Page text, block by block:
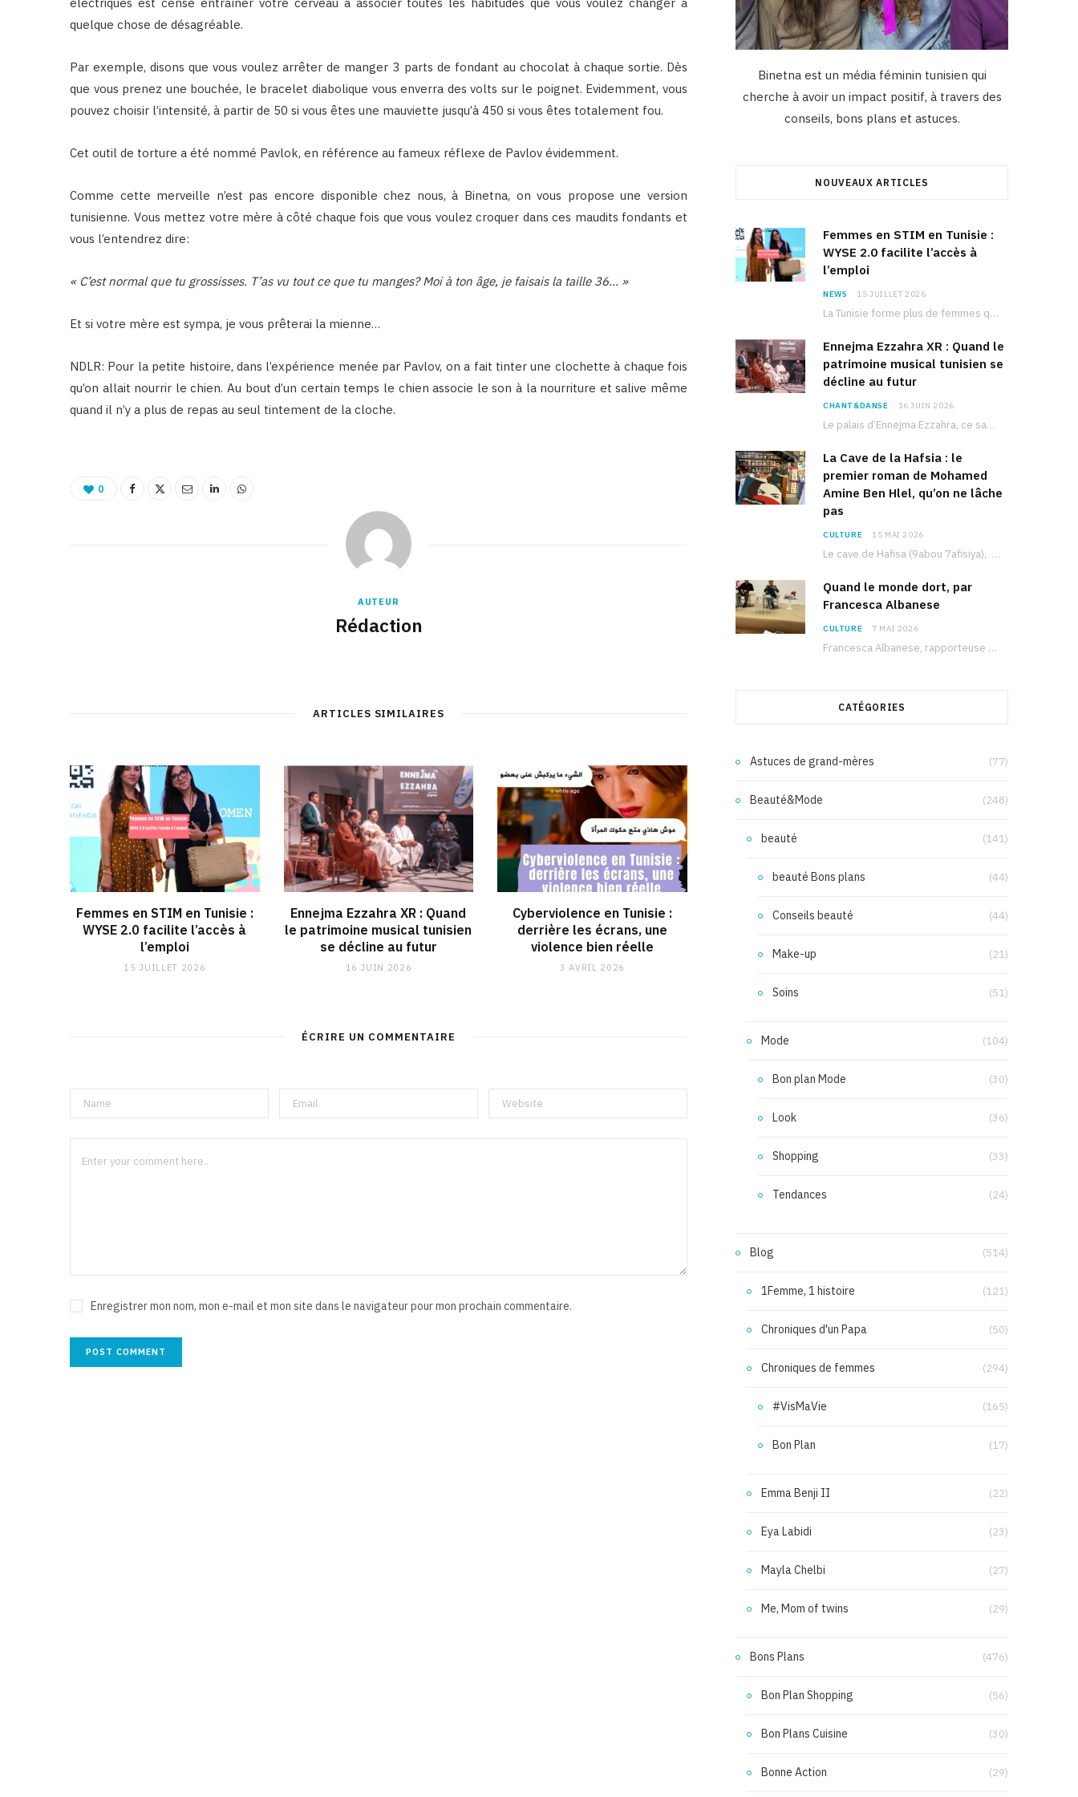
quelque chose de désagréable.
Par exemple, disons que vous voulez arrêter de manger 3 parts de fondant au chocolat à chaque sortie. Dès
que vous prenez une bouchée, le bracelet diabolique vous enverra des volts sur le poignet. Evidemment, vous
pouvez choisir l’intensité, à partir de 50 si vous êtes une mauviette jusqu’à 450 si vous êtes totalement fou.
Cet outil de torture a été nommé Pavlok, en référence au fameux réflexe de Pavlov évidemment.
Comme cette merveille n’est pas encore disponible chez nous, à Binetna, on vous propose une version
tunisienne. Vous mettez votre mère à côté chaque fois que vous voulez croquer dans ces maudits fondants et
vous l’entendrez dire:
« C’est normal que tu grossisses. T’as vu tout ce que tu manges? Moi à ton âge, je faisais la taille 36… »
Et si votre mère est sympa, je vous prêterai la mienne…
NDLR: Pour la petite histoire, dans l’expérience menée par Pavlov, on a fait tinter une clochette à chaque fois
qu’on allait nourrir le chien. Au bout d’un certain temps le chien associe le son à la nourriture et salive même
quand il n’y a plus de repas au seul tintement de la cloche.
0
AUTEUR
Rédaction
ARTICLES SIMILAIRES
Femmes en STIM en Tunisie :
WYSE 2.0 facilite l’accès à
l’emploi
15 JUILLET 2026
Ennejma Ezzahra XR : Quand
le patrimoine musical tunisien
se décline au futur
16 JUIN 2026
Cyberviolence en Tunisie :
derrière les écrans, une
violence bien réelle
3 AVRIL 2026
ÉCRIRE UN COMMENTAIRE
Enregistrer mon nom, mon e-mail et mon site dans le navigateur pour mon prochain commentaire.
Binetna est un média féminin tunisien qui
cherche à avoir un impact positif, à travers des
conseils, bons plans et astuces.
NOUVEAUX ARTICLES
Femmes en STIM en Tunisie :
WYSE 2.0 facilite l’accès à
l’emploi
NEWS 15 JUILLET 2026
La Tunisie forme plus de femmes que d’hommes dans les filières scientifiques. Pourtant, pour beaucoup…
Ennejma Ezzahra XR : Quand le
patrimoine musical tunisien se
décline au futur
CHANT&DANSE 16 JUIN 2026
Le palais d’Ennejma Ezzahra, ce sanctuaire de la musique tunisienne et méditerranéenne construit par le…
La Cave de la Hafsia : le
premier roman de Mohamed
Amine Ben Hlel, qu’on ne lâche
pas
CULTURE 15 MAI 2026
Le cave de Hafisa (9abou 7afisiya), premier roman du journaliste tunisien Mohamed Amine Ben Hlel,…
Quand le monde dort, par
Francesca Albanese
CULTURE 7 MAI 2026
Francesca Albanese, rapporteuse spéciale de l’ONU sur les territoires palestiniens occupés, était à Tunis pour…
CATÉGORIES
Astuces de grand-mères (77)
Beauté&Mode (248)
beauté (141)
beauté Bons plans (44)
Conseils beauté (44)
Make-up (21)
Soins (51)
Mode (104)
Bon plan Mode (30)
Look (36)
Shopping (33)
Tendances (24)
Blog (514)
1Femme, 1 histoire (121)
Chroniques d'un Papa (50)
Chroniques de femmes (294)
#VisMaVie (165)
Bon Plan (17)
Emma Benji II (22)
Eya Labidi (23)
Mayla Chelbi (27)
Me, Mom of twins (29)
Bons Plans (476)
Bon Plan Shopping (56)
Bon Plans Cuisine (30)
Bonne Action (29)